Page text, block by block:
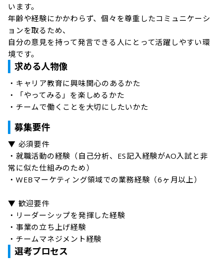
います。
年齢や経験にかかわらず、個々を尊重したコミュニケーシ
ョンを取るため、
自分の意見を持って発言できる人にとって活躍しやすい環
境です。
求める人物像
・キャリア教育に興味関心のあるかた
・「やってみる」を楽しめるかた
・チームで働くことを大切にしたいかた
募集要件
▼ 必須要件
・就職活動の経験（自己分析、ES記入経験がAO入試と非
常に似た仕組みのため）
・WEBマーケティング領域での業務経験（6ヶ月以上）
▼ 歓迎要件
・リーダーシップを発揮した経験
・事業の立ち上げ経験
・チームマネジメント経験
選考プロセス